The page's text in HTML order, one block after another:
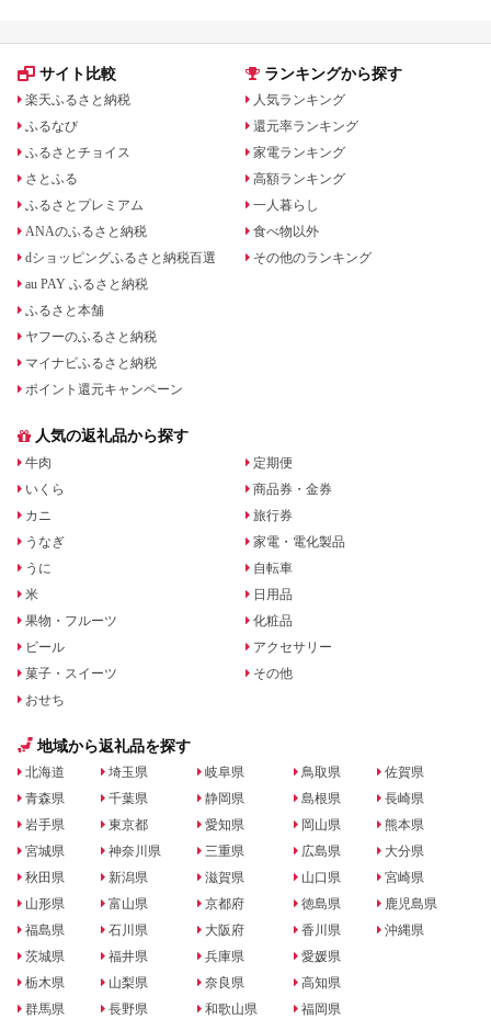
サイト比較
楽天ふるさと納税
ふるなび
ふるさとチョイス
さとふる
ふるさとプレミアム
ANAのふるさと納税
dショッピングふるさと納税百選
au PAY ふるさと納税
ふるさと本舗
ヤフーのふるさと納税
マイナビふるさと納税
ポイント還元キャンペーン
ランキングから探す
人気ランキング
還元率ランキング
家電ランキング
高額ランキング
一人暮らし
食べ物以外
その他のランキング
人気の返礼品から探す
牛肉
いくら
カニ
うなぎ
うに
米
果物・フルーツ
ビール
菓子・スイーツ
おせち
定期便
商品券・金券
旅行券
家電・電化製品
自転車
日用品
化粧品
アクセサリー
その他
地域から返礼品を探す
北海道
青森県
岩手県
宮城県
秋田県
山形県
福島県
茨城県
栃木県
群馬県
埼玉県
千葉県
東京都
神奈川県
新潟県
富山県
石川県
福井県
山梨県
長野県
岐阜県
静岡県
愛知県
三重県
滋賀県
京都府
大阪府
兵庫県
奈良県
和歌山県
鳥取県
島根県
岡山県
広島県
山口県
徳島県
香川県
愛媛県
高知県
福岡県
佐賀県
長崎県
熊本県
大分県
宮崎県
鹿児島県
沖縄県